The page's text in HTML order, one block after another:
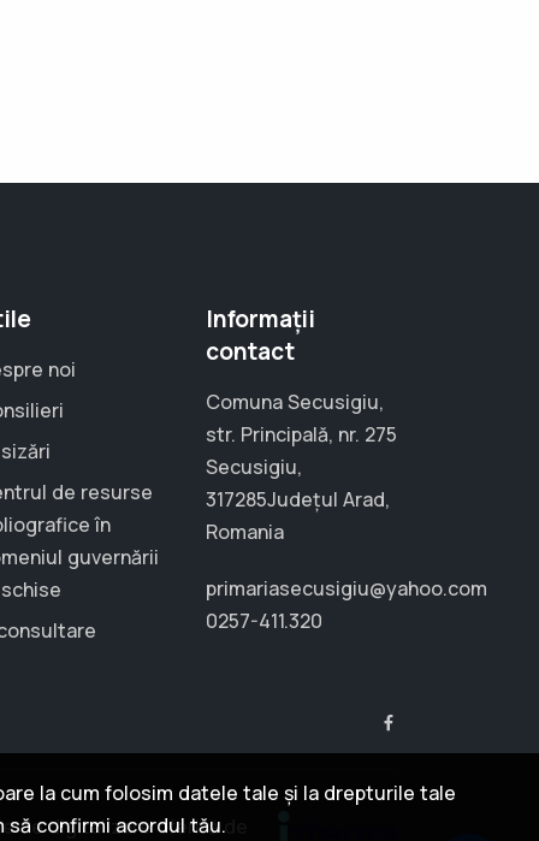
noi
de resurse
în
guvernării
Informații
contact
Comuna Secusigiu,
str. Principală, nr. 275
Secusigiu,
317285Județul Arad,
Romania
primariasecusigiu@yahoo.com
0257-411.320
de digitalizare oferită de
la cum folosim datele tale și la drepturile tale
să confirmi acordul tău.